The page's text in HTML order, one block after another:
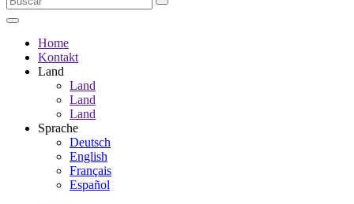
Home
Kontakt
Land
Land
Land
Land
Sprache
Deutsch
English
Français
Español